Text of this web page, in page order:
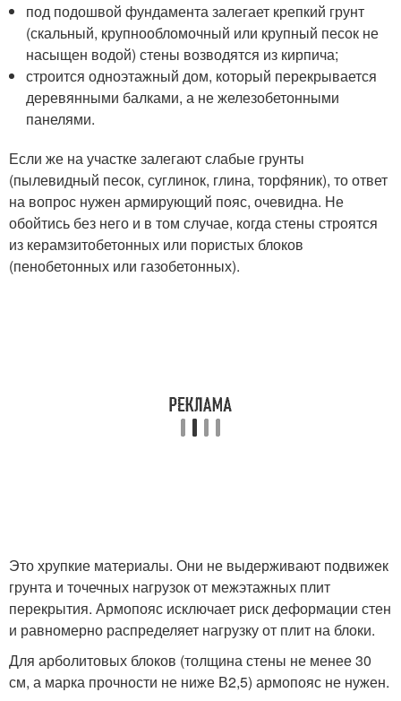
под подошвой фундамента залегает крепкий грунт
(скальный, крупнообломочный или крупный песок не
насыщен водой) стены возводятся из кирпича;
строится одноэтажный дом, который перекрывается
деревянными балками, а не железобетонными
панелями.
Если же на участке залегают слабые грунты
(пылевидный песок, суглинок, глина, торфяник), то ответ
на вопрос нужен армирующий пояс, очевидна. Не
обойтись без него и в том случае, когда стены строятся
из керамзитобетонных или пористых блоков
(пенобетонных или газобетонных).
Это хрупкие материалы. Они не выдерживают подвижек
грунта и точечных нагрузок от межэтажных плит
перекрытия. Армопояс исключает риск деформации стен
и равномерно распределяет нагрузку от плит на блоки.
Для арболитовых блоков (толщина стены не менее 30
см, а марка прочности не ниже В2,5) армопояс не нужен.